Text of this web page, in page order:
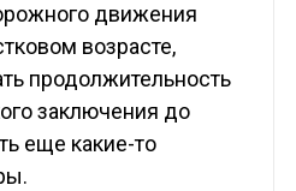
движения
возрасте,
продолжительность
заключения до
еще какие-то